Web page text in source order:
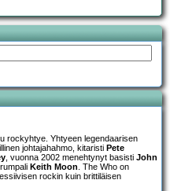
rockyhtye. Yhtyeen legendaarisen
johtajahahmo, kitaristi Pete
, vuonna 2002 menehtynyt basisti John
Keith Moon . The Who on
rockin kuin brittiläisen